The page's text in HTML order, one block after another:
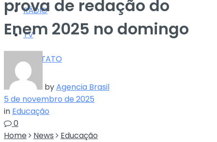
RÁDIO
TV
CONTATO
prova de redação do
Enem 2025 no domingo
byAgencia Brasil
5 de novembro de 2025
in Educação
0
Home
News Educação